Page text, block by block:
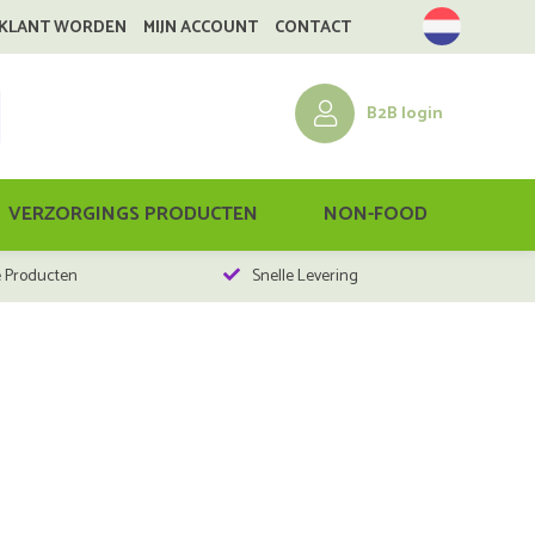
WORDEN MIJN ACCOUNT CONTACT
B2B login
VERZORGINGS PRODUCTEN NON-FOOD
Producten Snelle Levering